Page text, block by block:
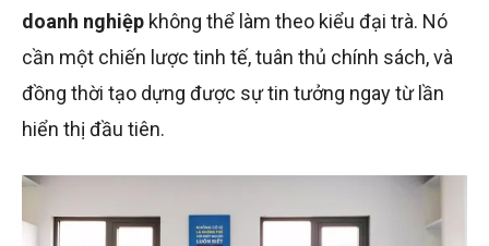
doanh nghiệp không thể làm theo kiểu đại trà. Nó
cần một chiến lược tinh tế, tuân thủ chính sách, và
đồng thời tạo dựng được sự tin tưởng ngay từ lần
hiển thị đầu tiên.